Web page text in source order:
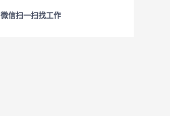
微信扫一扫找工作